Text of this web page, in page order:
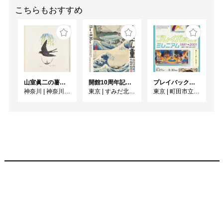
こちらもおすすめ
山室眞二の薯（いも）版画〈かまくら博物誌〉/ 併陳 コレクション 暮らしの中で
神奈川
神奈川県立近代美術館 鎌倉別館
開館10周年記念 「北斎 広重 ふたりの富士、それぞれの富士」
東京
すみだ北斎美術館
プレイバック！ミレニアム1991→2001 版画が／版画で越えた境界
東京
町田市立国際版画美術館